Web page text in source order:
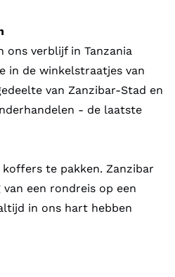
ons verblijf in Tanzania
in de winkelstraatjes van
van Zanzibar-Stad en
- de laatste
te pakken. Zanzibar
een rondreis op een
in ons hart hebben